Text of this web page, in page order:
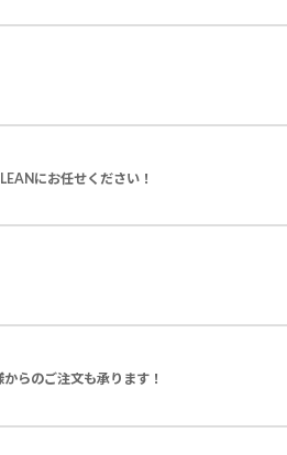
にお任せください！
らのご注文も承ります！